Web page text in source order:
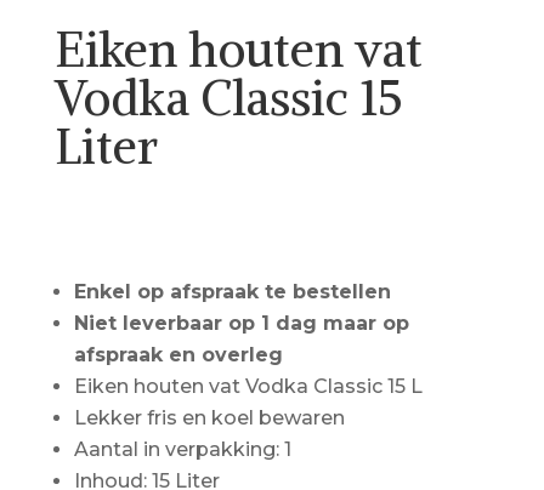
Eiken houten vat
Vodka Classic 15
Liter
Enkel op afspraak te bestellen
Niet leverbaar op 1 dag maar op
afspraak en overleg
Eiken houten vat Vodka Classic 15 L
Lekker fris en koel bewaren
Aantal in verpakking: 1
Inhoud: 15 Liter